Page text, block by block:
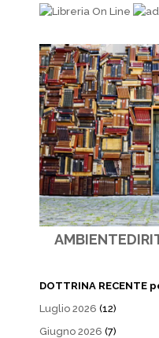
DOTTRINA RECENTE
Luglio 2026 (12)
Giugno 2026 (7)